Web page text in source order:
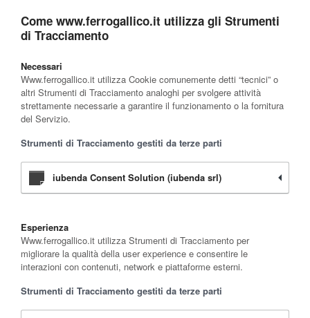
Come www.ferrogallico.it utilizza gli Strumenti
di Tracciamento
Necessari
Www.ferrogallico.it utilizza Cookie comunemente detti “tecnici” o
altri Strumenti di Tracciamento analoghi per svolgere attività
strettamente necessarie a garantire il funzionamento o la fornitura
del Servizio.
Strumenti di Tracciamento gestiti da terze parti
iubenda Consent Solution (iubenda srl)
Esperienza
Www.ferrogallico.it utilizza Strumenti di Tracciamento per
migliorare la qualità della user experience e consentire le
interazioni con contenuti, network e piattaforme esterni.
Strumenti di Tracciamento gestiti da terze parti